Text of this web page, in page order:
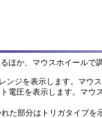
ほか、マウスホイールで
ンジを表示します。マウ
電圧を表示します。 マウ
た部分はトリガタイプ